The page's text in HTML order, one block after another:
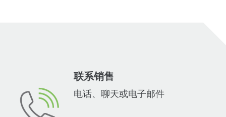
联系销售
电话、聊天或电子邮件